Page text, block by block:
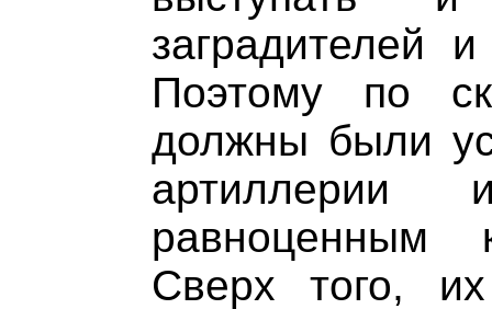
заградителей
Поэтому по
должны были
равноценным
Сверх того,